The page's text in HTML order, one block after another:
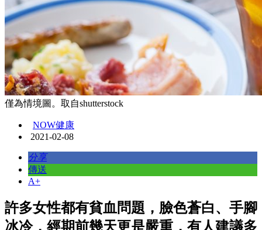
僅為情境圖。取自shutterstock
NOW健康
2021-02-08
分享
傳送
A+
許多女性都有貧血問題，臉色蒼白、手腳
冰冷，經期前幾天更是嚴重，有人建議多